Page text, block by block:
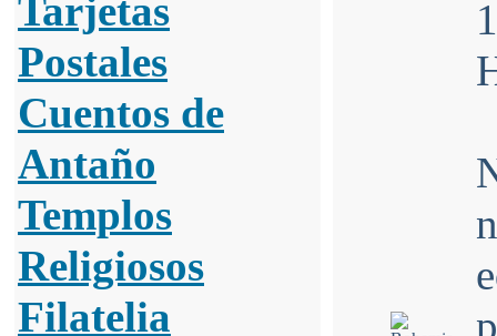
Tarjetas
Postales
Cuentos de
Antaño
Templos
Religiosos
Filatelia